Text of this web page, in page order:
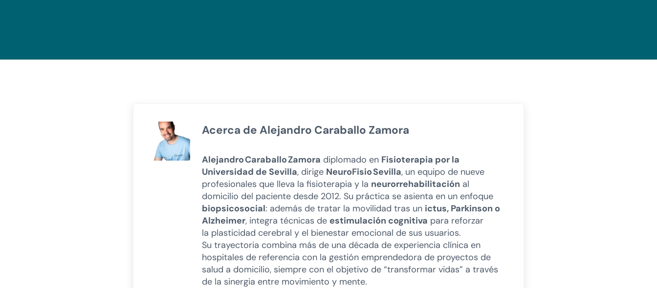
Acerca de Alejandro Caraballo Zamora
Alejandro Caraballo Zamora diplomado en Fisioterapia por la
Universidad de Sevilla, dirige NeuroFisio Sevilla, un equipo de nueve
profesionales que lleva la fisioterapia y la neurorrehabilitación al
domicilio del paciente desde 2012. Su práctica se asienta en un enfoque
biopsicosocial: además de tratar la movilidad tras un ictus, Parkinson o
Alzheimer, integra técnicas de estimulación cognitiva para reforzar
la plasticidad cerebral y el bienestar emocional de sus usuarios.
Su trayectoria combina más de una década de experiencia clínica en
hospitales de referencia con la gestión emprendedora de proyectos de
salud a domicilio, siempre con el objetivo de “transformar vidas” a través
de la sinergia entre movimiento y mente.